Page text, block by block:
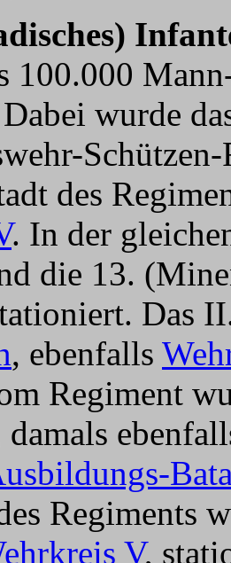
100.000
wurde
des
. In der
die 13.
Das
, ebenfalls
Regiment
damals
Regiments
V,